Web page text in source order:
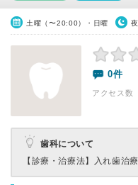
土曜（〜20:00）・日曜
0件
アクセス数
歯科について
【診療・治療法】
入れ歯治